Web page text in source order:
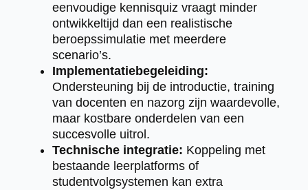
eenvoudige kennisquiz vraagt minder
ontwikkeltijd dan een realistische
beroepssimulatie met meerdere
scenario’s.
Implementatiebegeleiding:
Ondersteuning bij de introductie, training
van docenten en nazorg zijn waardevolle,
maar kostbare onderdelen van een
succesvolle uitrol.
Technische integratie: Koppeling met
bestaande leerplatforms of
studentvolgsystemen kan extra